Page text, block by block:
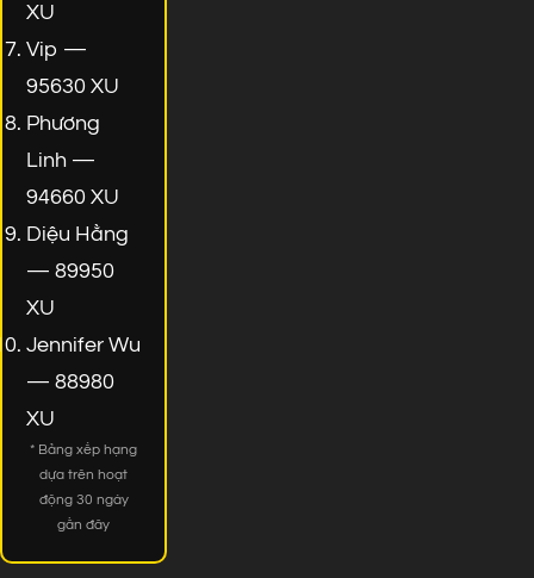
XU
Vip —
95630 XU
Phương
Linh —
94660 XU
Diệu Hằng
— 89950
XU
Jennifer Wu
— 88980
XU
* Bảng xếp hạng
dựa trên hoạt
động 30 ngày
gần đây